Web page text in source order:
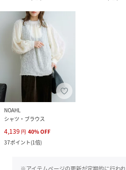
NOAHL
シャツ・ブラウス
4,139 円 40%OFF
37ポイント(1倍)